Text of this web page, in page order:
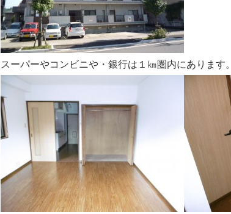
スーパーやコンビニや・銀行は１㎞圏内にあります。